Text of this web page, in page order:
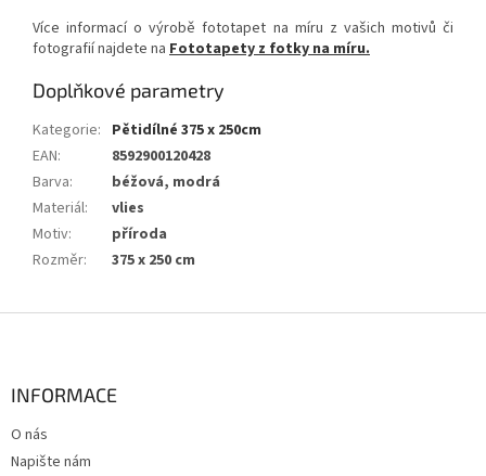
Více informací o výrobě fototapet na míru z vašich motivů či
fotografií najdete na Fototapety z fotky na míru.
Doplňkové parametry
Kategorie: Pětidílné 375 x 250cm
EAN:
8592900120428
Barva:
béžová, modrá
Materiál:
vlies
Motiv:
příroda
Rozměr: 375 x 250 cm
INFORMACE
O nás
Napište nám